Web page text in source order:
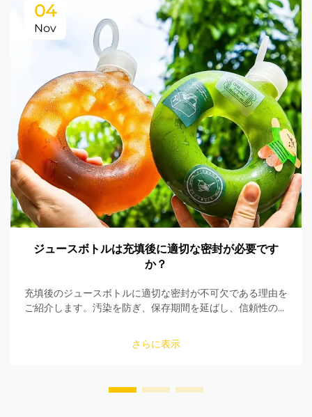
04
Nov
ジュースボトルは充填後に適切な密封が必要です
か？
充填後のジュースボトルに適切な密封が不可欠である理由を
ご紹介します。汚染を防ぎ、保存期間を延ばし、信頼性の高
すぐ詳しくご覧ください。
さらに表示